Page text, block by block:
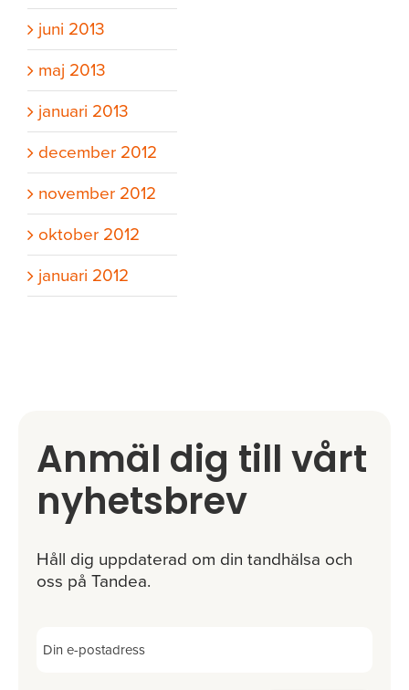
juni 2013
maj 2013
januari 2013
december 2012
november 2012
oktober 2012
januari 2012
Anmäl dig till vårt
nyhetsbrev
Håll dig uppdaterad om din tandhälsa och
oss på Tandea.